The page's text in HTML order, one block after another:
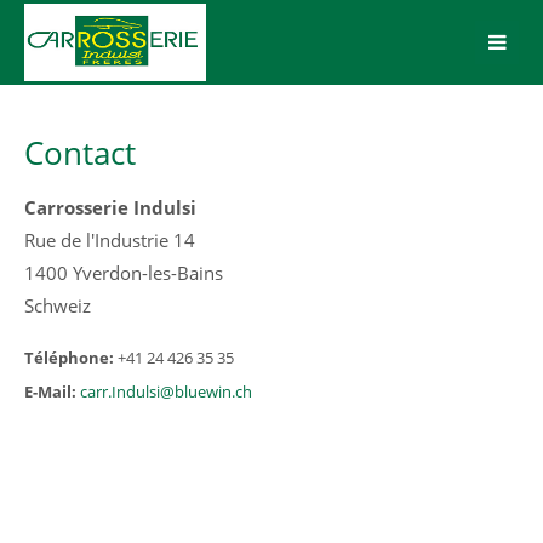
Login
Passwort
Anmelden
Contact
Carrosserie Indulsi
Rue de l'Industrie 14
1400 Yverdon-les-Bains
Schweiz
Téléphone: +41 24 426 35 35
E-Mail: carr.Indulsi@bluewin.ch